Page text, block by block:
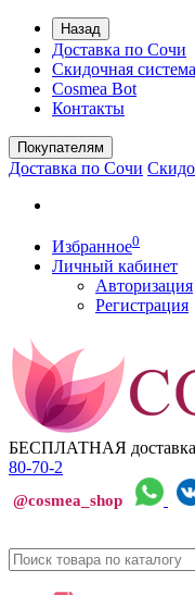
Назад
Доставка по Сочи
Скидочная система
Cosmea Bot
Контакты
Покупателям
Доставка по Сочи
Избранное0
Личный кабинет
Авторизация
Регистрация
БЕСПЛАТНАЯ доставка
80-70-2
@cosmea_shop